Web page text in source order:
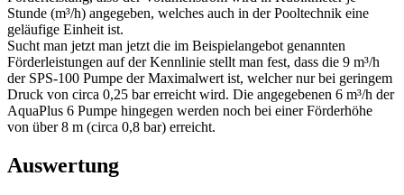
Stunde (m³/h) angegeben, welches auch in der Pooltechnik eine
geläufige Einheit ist.
Sucht man jetzt man jetzt die im Beispielangebot genannten
Förderleistungen auf der Kennlinie stellt man fest, dass die 9 m³/h
der SPS-100 Pumpe der Maximalwert ist, welcher nur bei geringem
Druck von circa 0,25 bar erreicht wird. Die angegebenen 6 m³/h der
AquaPlus 6 Pumpe hingegen werden noch bei einer Förderhöhe
von über 8 m (circa 0,8 bar) erreicht.
Auswertung